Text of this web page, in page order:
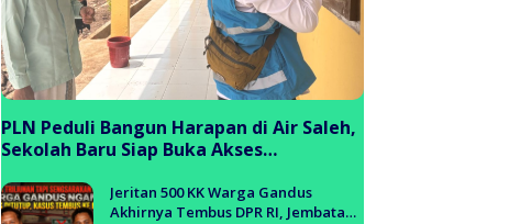
PLN Peduli Bangun Harapan di Air Saleh,
Sekolah Baru Siap Buka Akses
Banyuasin
Jeritan 500 KK Warga Gandus
Akhirnya Tembus DPR RI, Jembatan